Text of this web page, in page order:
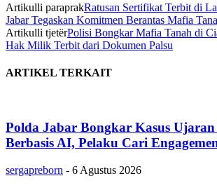
Artikulli paraprakRatusan Sertifikat Terbit di
Jabar Tegaskan Komitmen Berantas Mafia
Artikulli tjetërPolisi Bongkar Mafia Tanah di
Hak Milik Terbit dari Dokumen Palsu
ARTIKEL TERKAIT
Polda Jabar Bongkar Kasus Ujaran
Berbasis AI, Pelaku Cari
sergapreborn - 6 Agustus 2026